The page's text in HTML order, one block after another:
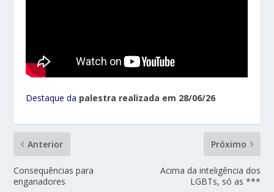
Destaque da palestra realizada em 28/06/26
Anterior
Consequências para
enganadores
Próximo
Acima da inteligência dos
LGBTs, só as ***